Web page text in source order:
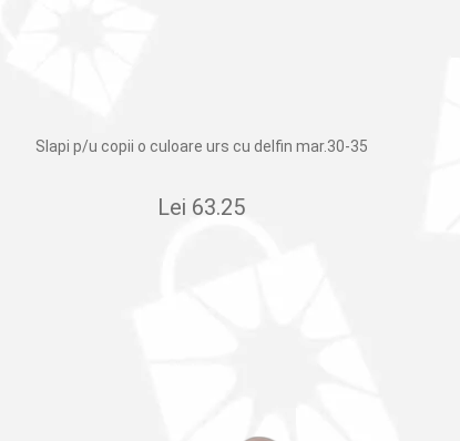
Slapi p/u copii o culoare urs cu delfin mar.30-35
Lei 63.25